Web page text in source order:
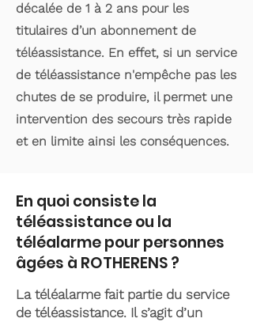
décalée de 1 à 2 ans pour les
titulaires d’un abonnement de
téléassistance. En effet, si un service
de téléassistance n'empêche pas les
chutes de se produire, il permet une
intervention des secours très rapide
et en limite ainsi les conséquences.
En quoi consiste la
téléassistance ou la
téléalarme pour personnes
âgées à ROTHERENS ?
La téléalarme fait partie du service
de téléassistance. Il s’agit d’un